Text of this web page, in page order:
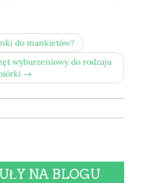
do mankietów?
wyburzeniowy do rodzaju
→
NA BLOGU